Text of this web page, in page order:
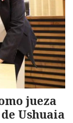
jueza
Ushuaia